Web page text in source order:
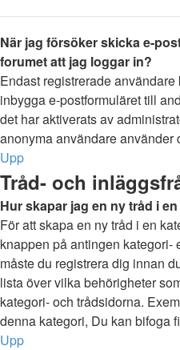
När jag försöker skicka e-
forumet att jag loggar in?
Endast registrerade
inbygga e-postformuläret till
det har aktiverats av
anonyma användare använder
Upp
Tråd- och
Hur skapar jag en ny tråd i
För att skapa en ny tråd i en
knappen på antingen
måste du registrera dig innan
lista över vilka behörigheter
kategori- och trådsidorna.
denna kategori, Du kan bifoga
Upp